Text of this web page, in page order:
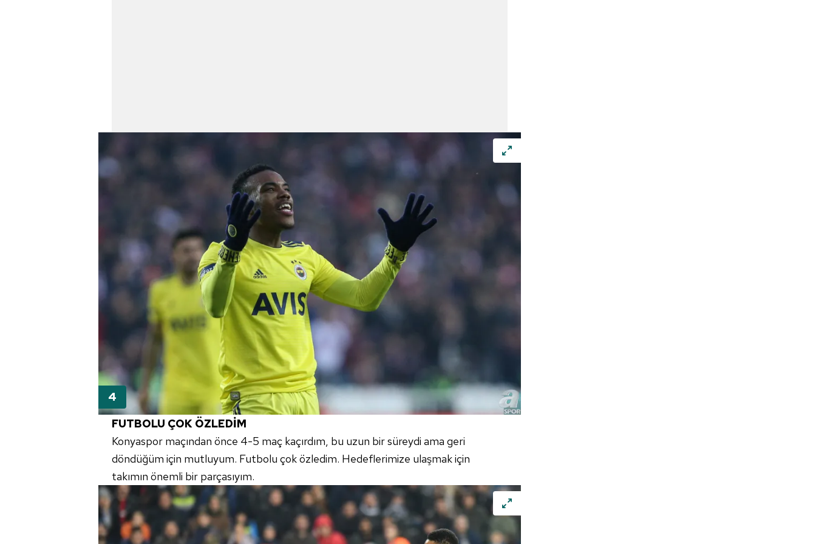
FUTBOLU ÇOK ÖZLEDİM
Konyaspor maçından önce 4-5 maç kaçırdım, bu uzun bir süreydi ama geri
döndüğüm için mutluyum. Futbolu çok özledim. Hedeflerimize ulaşmak için
takımın önemli bir parçasıyım.